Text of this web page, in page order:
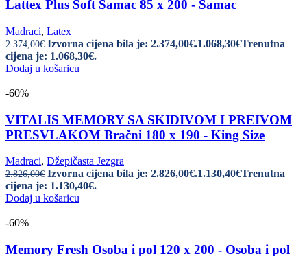
Lattex Plus Soft Samac 85 x 200 - Samac
Madraci, Latex
2.374,00€ Izvorna cijena bila je: 2.374,00€.1.068,30€Trenutna
cijena je: 1.068,30€.
Dodaj u košaricu
-60%
VITALIS MEMORY SA SKIDIVOM I PREIVOM
PRESVLAKOM Bračni 180 x 190 - King Size
Madraci, Džepičasta Jezgra
2.826,00€ Izvorna cijena bila je: 2.826,00€.1.130,40€Trenutna
cijena je: 1.130,40€.
Dodaj u košaricu
-60%
Memory Fresh Osoba i pol 120 x 200 - Osoba i pol